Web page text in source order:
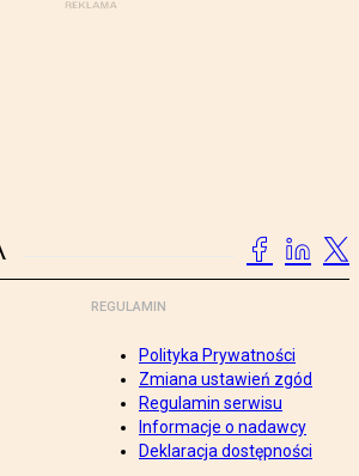
REGULAMIN
Polityka Prywatności
Zmiana ustawień zgód
Regulamin serwisu
Informacje o nadawcy
Deklaracja dostępności